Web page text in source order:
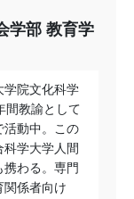
学部 教育学
学院文化科学
間教諭として
活動中。この
学大学人間
わる。専門
関係者向け